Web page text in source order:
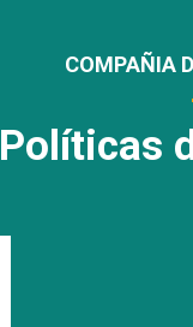
Políticas
COMPAÑIA